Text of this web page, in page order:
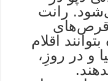
رانت
قرص‌های
اقلام
و در روزِ،